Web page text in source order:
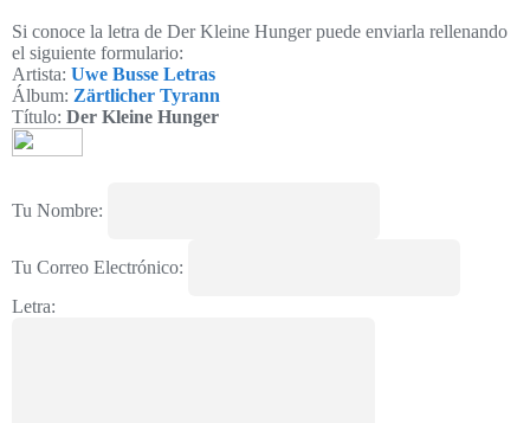
Si conoce la letra de Der Kleine Hunger puede enviarla rellenando
el siguiente formulario:
Artista: Uwe Busse Letras
Álbum: Zärtlicher Tyrann
Título: Der Kleine Hunger
Tu Nombre:
Tu Correo Electrónico:
Letra: